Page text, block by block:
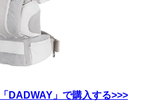
DADWAY」で購入する>>>